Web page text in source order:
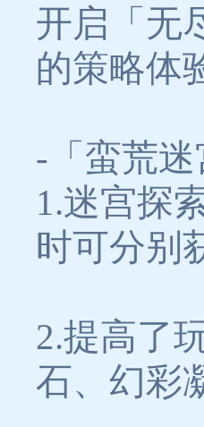
开启「无
的策略体
-「蛮荒
1.迷宫探
时可分别
2.提高了
石、幻彩